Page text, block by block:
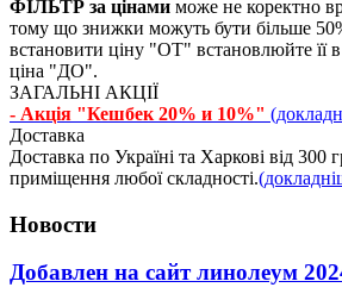
ФІЛЬТР за цінами може не коректно
тому що знижки можуть бути більше
встановити ціну "ОТ" встановлюйте її
ціна "ДО".
ЗАГАЛЬНІ АКЦІЇ
- Акція "Кешбек 20% и 10%"
Доставка
Доставка по Україні та Харкові від 300
приміщення любої складності.
Новости
Добавлен на сайт линолеум